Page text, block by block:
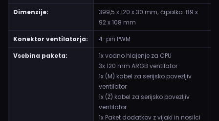
Dimenzije:
399,5 x 120 x 30 mm; črpalka: 89 x
92 x 108 mm
Konektor ventilatorja:
4-pin PWM
Vsebina paketa:
1x vodno hlajenje za CPU
3x 120 mm ARGB ventilator
1x (M) kabel za serijsko povezljiv
ventilator
1x (Ž) kabel za serijsko povezljiv
ventilator
1x Paket dodatkov z vijaki in nosilci